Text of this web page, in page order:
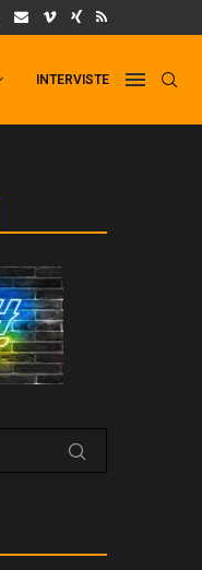
OF THE NORTH STAR!
INTERVISTE